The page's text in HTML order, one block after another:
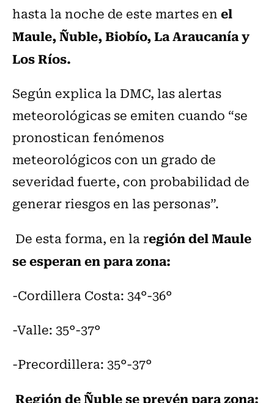
hasta la noche de este martes enel
Maule, Ñuble, Biobío, La Araucanía y
Los Ríos.
Según explica la DMC, las alertas
meteorológicas se emiten cuando “se
pronostican fenómenos
meteorológicos con un grado de
severidad fuerte, con probabilidad de
generar riesgos en las personas”.
De esta forma, en la región del Maule
se esperan en para zona:
-Cordillera Costa: 34°-36°
-Valle: 35°-37°
-Precordillera: 35°-37°
Región de Ñuble se prevén para zona: